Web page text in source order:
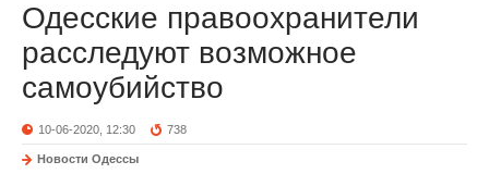
Одесские правоохранители
расследуют возможное
самоубийство
10-06-2020, 12:30 738
Новости Одессы